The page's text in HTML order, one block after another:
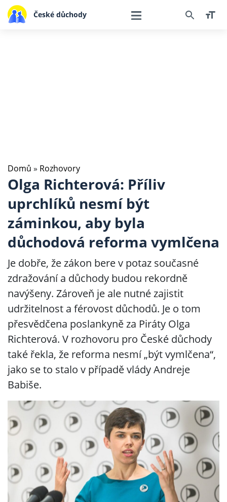
České důchody
Domů » Rozhovory
Olga Richterová: Příliv
uprchlíků nesmí být
záminkou, aby byla
důchodová reforma vymlčena
Je dobře, že zákon bere v potaz současné
zdražování a důchody budou rekordně
navýšeny. Zároveň je ale nutné zajistit
udržitelnost a férovost důchodů. Je o tom
přesvědčena poslankyně za Piráty Olga
Richterová. V rozhovoru pro České důchody
také řekla, že reforma nesmí „být vymlčena“,
jako se to stalo v případě vlády Andreje
Babiše.